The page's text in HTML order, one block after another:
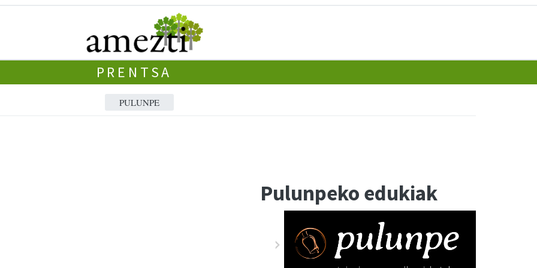
PRENTSA
PULUNPE
Pulunpeko edukiak